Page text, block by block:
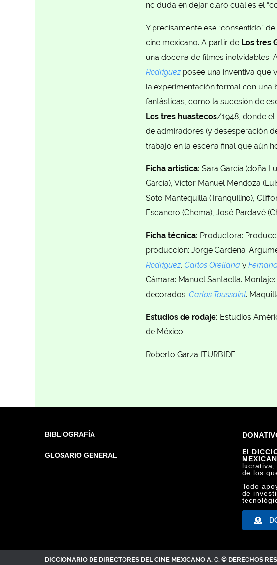
no duda en dejar claro cuál es el
Y precisamente ese “consentido”
cine mexicano. A partir de Los tres
una docena de filmes inolvidables.
Rodríguezposee una inventiva que
la experimentación formal con una
fantásticas, como la sucesión de
Los tres huastecos/1948, donde el
de admiradores (y desesperación
trabajo en la escena final que aún
Ficha artística: Sara García (doña
García), Víctor Manuel Mendoza
Soto Mantequilla (Tranquilino),
Escanero (Chema), José Pardavé
Ficha técnica: Productora:
producción: Jorge Cardeña.
Rodríguez, Carlos Orellana y
Cámara: Manuel Santaella. Montaje:
decorados: Carlos Toussaint.
Estudios de rodaje: Estudios
de México.
Roberto Garza ITURBIDE
BIBLIOGRAFÍA
GLOSARIO GENERAL
El
lucrativa,
de los
Todo
de
DICCIONARIO DE DIRECTORES DEL CINE MEXICANO A. C. © DERECHOS